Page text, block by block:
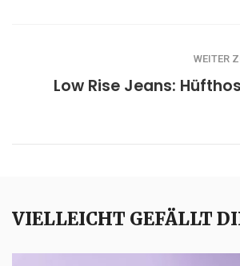
WEITER
Low Rise Jeans:
VIELLEICHT GEFÄLLT